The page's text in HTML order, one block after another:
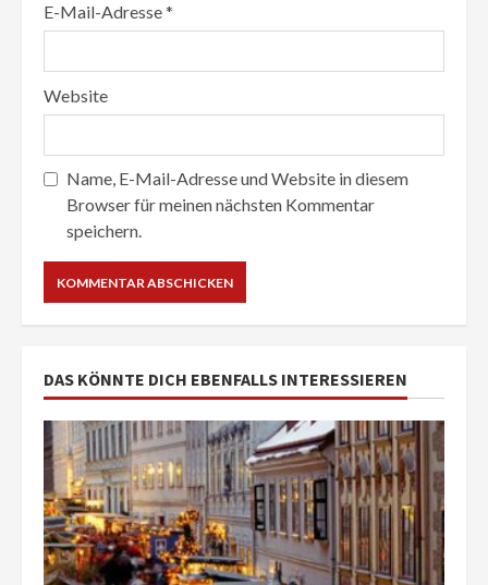
E-Mail-Adresse*
Website
Name, E-Mail-Adresse und Website in diesem
Browser für meinen nächsten Kommentar
speichern.
DAS KÖNNTE DICH EBENFALLS INTERESSIEREN